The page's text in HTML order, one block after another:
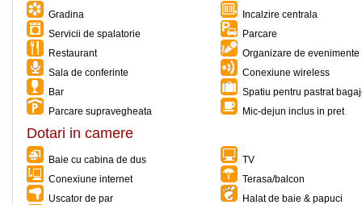
Gradina
Incalzire centrala
Servicii de spalatorie
Parcare
Restaurant
Organizare de
Sala de conferinte
Conexiune wireless
Bar
Spatiu pentru pastrat
Parcare supravegheata
Mic-dejun inclus in pret
Dotari in camere
Baie cu cabina de dus
TV
Conexiune internet
Terasa/balcon
Uscator de par
Halat de baie & papuci